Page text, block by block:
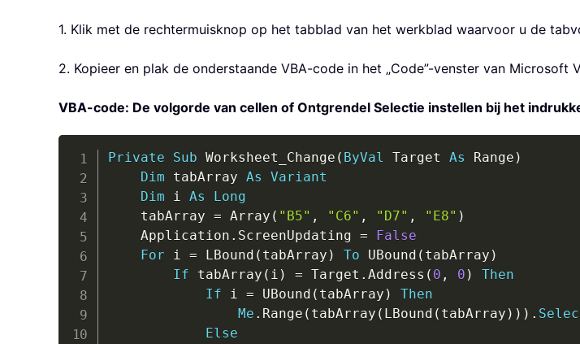
1. Klik met de rechtermuisknop op het tabblad van het werkblad waarvoor u de
2. Kopieer en plak de onderstaande VBA-code in het „Code”-venster van Microsoft
VBA-code: De volgorde van cellen of Ontgrendel Selectie instellen bij het
Private Sub Worksheet_Change ( ByVal Target As Range )
Dim tabArray As
Variant
Dim i As
Long
    tabArray
= Array ( "B5" , "C6" , "D7" , "E8" )
    Application
. ScreenUpdating =
False
For i = LBound ( tabArray ) To UBound ( tabArray )
If tabArray ( i ) = Target . Address ( 0 , 0 )
Then
If i = UBound ( tabArray )
Then
Me . Range ( tabArray ( LBound ( tabArray ) ) ) .
Else